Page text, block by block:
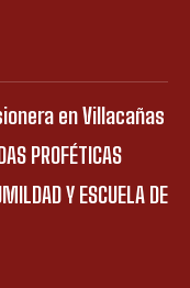
en Villacañas
PROFÉTICAS
Y ESCUELA DE